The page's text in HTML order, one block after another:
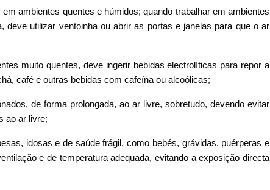
ambientes quentes e húmidos; quando trabalhar em ambientes
deve utilizar ventoinha ou abrir as portas e janelas para que o ar
muito quentes, deve ingerir bebidas electrolíticas para repor a
café e outras bebidas com cafeína ou alcoólicas;
de forma prolongada, ao ar livre, sobretudo, devendo evitar
ao ar livre;
idosas e de saúde frágil, como bebés, grávidas, puérperas e
e de temperatura adequada, evitando a exposição directa